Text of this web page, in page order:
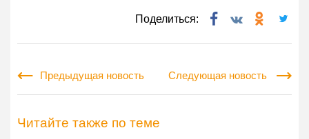
Поделиться:
Предыдущая новость Следующая новость
Читайте также по теме